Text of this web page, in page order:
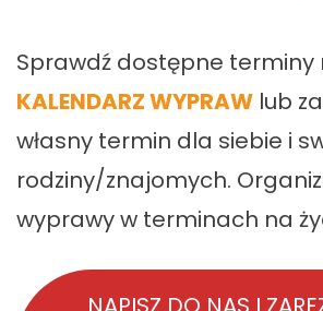
Sprawdź dostępne terminy
KALENDARZ WYPRAW lub
własny termin dla siebie i
rodziny/znajomych.
wyprawy w terminach na